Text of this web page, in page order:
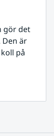
gör det
är
på